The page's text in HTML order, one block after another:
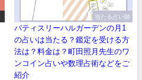
当たる占い師
パティスリーハルガーデンの月1
の占いは当たる？鑑定を受ける方
法は？料金は？町田照月先生のワ
ンコイン占いや数理占術などをご
紹介